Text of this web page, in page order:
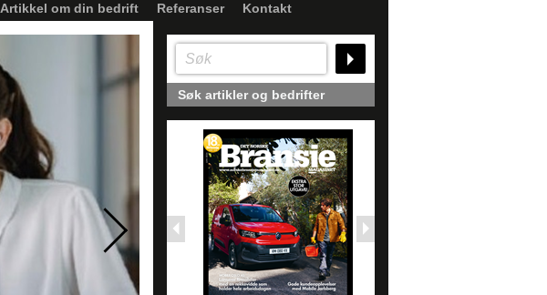
Artikkel om din bedrift Referanser Kontakt
Søk artikler og bedrifter